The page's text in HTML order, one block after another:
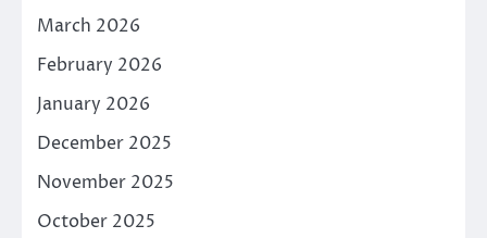
March 2026
February 2026
January 2026
December 2025
November 2025
October 2025